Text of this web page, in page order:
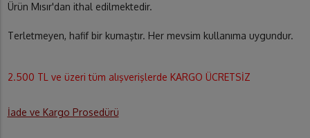
Ürün Mısır'dan ithal edilmektedir.
Terletmeyen, hafif bir kumaştır. Her mevsim kullanıma uygundur.
2.500 TL ve üzeri tüm alışverişlerde KARGO ÜCRETSİZ
İade ve Kargo Prosedürü